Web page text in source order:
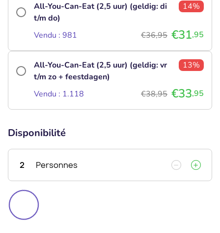
All-You-Can-Eat (2,5 uur) (geldig: di
t/m do)
14%
Vendu : 981 €36,95 €31,95
All-You-Can-Eat (2,5 uur) (geldig: vr
t/m zo + feestdagen)
13%
Vendu : 1.118 €38,95 €33,95
Disponibilité
2 Personnes